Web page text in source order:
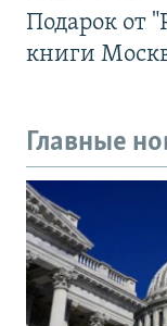
Подарок от
книги
Главные